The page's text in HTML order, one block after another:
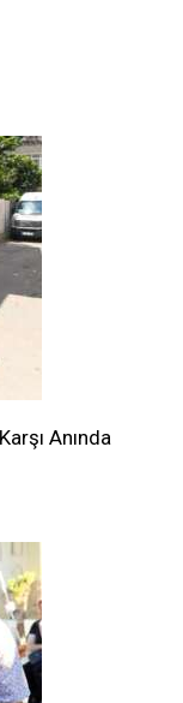
Anında